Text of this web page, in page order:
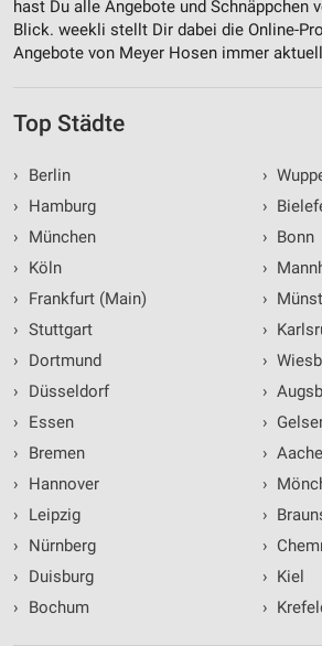
hast Du alle Angebote und Schnäppchen
Blick. weekli stellt Dir dabei die Online-
Angebote von Meyer Hosen immer
Top Städte
›
Berlin
›
Hamburg
›
München
›
Köln
›
Frankfurt (Main)
› Stuttgart
›
Dortmund
›
Düsseldorf
›
Essen
›
Bremen
›
Hannover
›
Leipzig
›
Nürnberg
›
Duisburg
›
Bochum
›
›
› Bonn
›
›
›
›
›
›
›
›
›
›
› Kiel
›
Verwendung von Profilen zur Auswahl
personalisierter Inhalte
Kombinationen von Daten aus
Quellen
Entwicklung und Verbesserung der
Verwendung reduzierter Daten zur
Inhalten
Geräte anhand von aktiv angeforderten
Nicht-IAB-Verarbeitungszwecke:
Notwendig
Performance